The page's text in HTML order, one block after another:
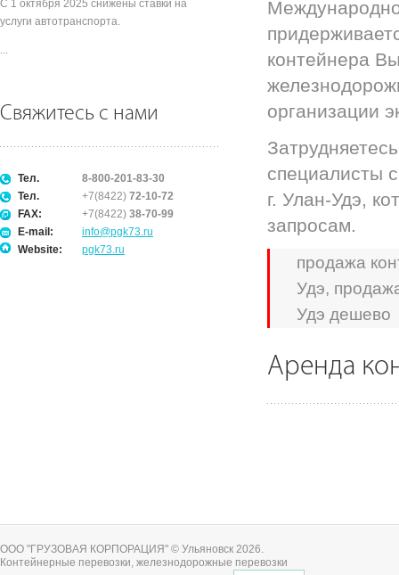
контейнера
организации
специалисты
г. Улан-Удэ,
запросам.
продажа
Удэ,
Удэ дешево
Аренда
С 1 октября 2025 снижены ставки на
услуги автотранспорта.
...
Свяжитесь с нами
Тел.
8-800-201-83-30
Тел.
+7(8422) 72-10-72
FAX:
+7(8422) 38-70-99
E-mail:
info@pgk73.ru
Website:
pgk73.ru
ООО "ГРУЗОВАЯ КОРПОРАЦИЯ" © Ульяновск 2026.
Контейнерные перевозки, железнодорожные перевозки